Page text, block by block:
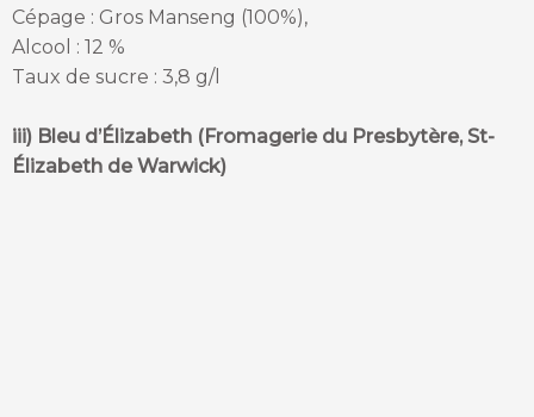
Cépage : Gros Manseng (100%),
Alcool : 12 %
Taux de sucre : 3,8 g/l
iii) Bleu d’Élizabeth (Fromagerie du Presbytère, St-
Élizabeth de Warwick)